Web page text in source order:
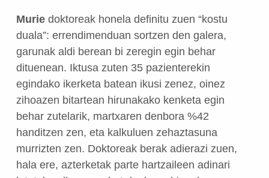
Muriedoktoreak honela definitu zuen “kostu
duala”: errendimenduan sortzen den galera,
garunak aldi berean bi zeregin egin behar
dituenean. Iktusa zuten 35 pazienterekin
egindako ikerketa batean ikusi zenez, oinez
zihoazen bitartean hirunakako kenketa egin
behar zutelarik, martxaren denbora %42
handitzen zen, eta kalkuluen zehaztasuna
murrizten zen. Doktoreak berak adierazi zuen,
hala ere, azterketak parte hartzaileen adinari